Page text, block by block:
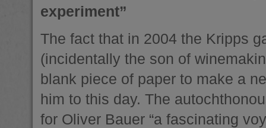
experiment”
The fact that in 2004 the Kripps
(incidentally the son of
blank piece of paper to make a
him to this day. The
for Oliver Bauer “a fascinating